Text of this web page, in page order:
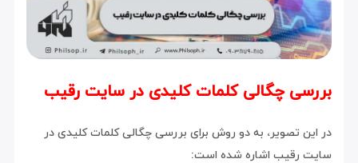
بررسی چگالی کلمات کلیدی در سایت رقیب
در این تصویر، به دو روش برای بررسی چگالی کلمات کلیدی در
سایت رقیب اشاره شده است: